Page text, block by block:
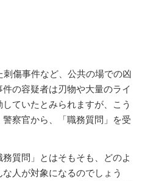
傷事件など、公共の場での凶
の容疑者は刃物や大量のライ
ていたとみられますが、こう
察官から、「職務質問」を受
質問」とはそもそも、どのよ
人が対象になるのでしょう